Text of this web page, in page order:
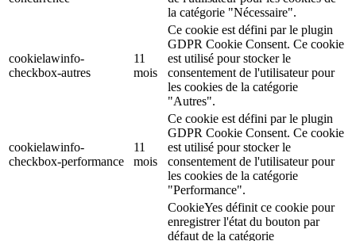
la catégorie "Nécessaire".
cookielawinfo-
checkbox-autres
11
mois
Ce cookie est défini par le plugin
GDPR Cookie Consent. Ce cookie
est utilisé pour stocker le
consentement de l'utilisateur pour
les cookies de la catégorie
"Autres".
cookielawinfo-
checkbox-performance
11
mois
Ce cookie est défini par le plugin
GDPR Cookie Consent. Ce cookie
est utilisé pour stocker le
consentement de l'utilisateur pour
les cookies de la catégorie
"Performance".
CookieYes définit ce cookie pour
enregistrer l'état du bouton par
défaut de la catégorie